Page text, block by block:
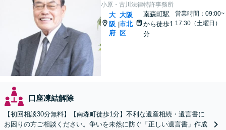
小原・古川法律特許事務所
大
阪
府
|
大阪
市北
区
南森町駅
から徒歩1
分
営業時間：09:00~
17:30（土曜日）
口座凍結解除
【初回相談30分無料】【南森町徒歩1分】不利な遺産相続・遺言書に
お困りの方ご相談ください。争いを未然に防ぐ「正しい遺言書」作成